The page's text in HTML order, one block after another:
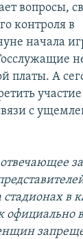
вопросы,
контроля в
начала
платы. А
участие
с
за
в
официально в